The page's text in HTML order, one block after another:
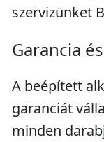
szervizünket
Garancia
A beépített
garanciát
minden